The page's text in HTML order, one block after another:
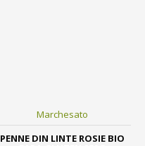
Marchesato
PENNE DIN LINTE ROSIE BIO